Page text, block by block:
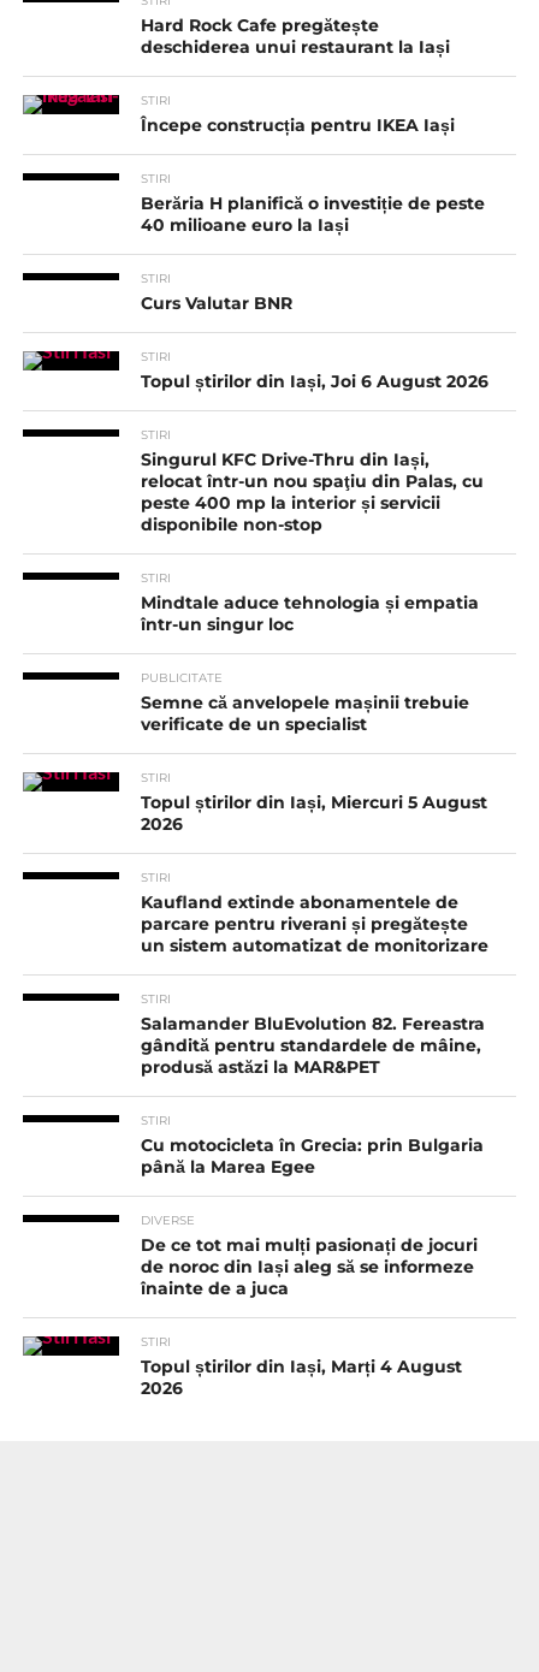
Hard Rock Cafe pregătește
deschiderea unui restaurant la Iași
STIRI
Începe construcția pentru IKEA Iași
STIRI
Berăria H planifică o investiție de peste
40 milioane euro la Iași
STIRI
Curs Valutar BNR
STIRI
Topul știrilor din Iași, Joi 6 August 2026
STIRI
Singurul KFC Drive-Thru din Iași,
relocat într-un nou spaţiu din Palas, cu
peste 400 mp la interior și servicii
disponibile non-stop
STIRI
Mindtale aduce tehnologia și empatia
într-un singur loc
PUBLICITATE
Semne că anvelopele mașinii trebuie
verificate de un specialist
STIRI
Topul știrilor din Iași, Miercuri 5 August
2026
STIRI
Kaufland extinde abonamentele de
parcare pentru riverani și pregătește
un sistem automatizat de monitorizare
STIRI
Salamander BluEvolution 82. Fereastra
gândită pentru standardele de mâine,
produsă astăzi la MAR&PET
STIRI
Cu motocicleta în Grecia: prin Bulgaria
până la Marea Egee
DIVERSE
De ce tot mai mulți pasionați de jocuri
de noroc din Iași aleg să se informeze
înainte de a juca
STIRI
Topul știrilor din Iași, Marți 4 August
2026